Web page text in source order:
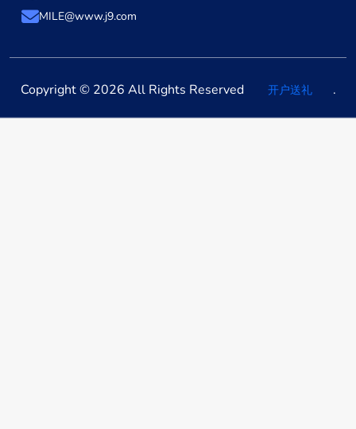
MILE@www.j9.com
Copyright © 2026 All Rights Reserved 开户送礼 .